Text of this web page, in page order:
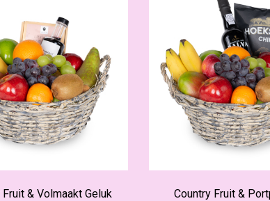
Fruit & Volmaakt Geluk Country Fruit &